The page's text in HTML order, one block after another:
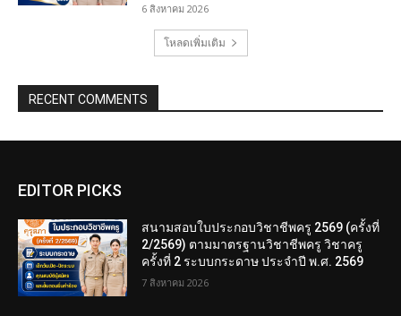
6 สิงหาคม 2026
โหลดเพิ่มเติม
RECENT COMMENTS
EDITOR PICKS
สนามสอบใบประกอบวิชาชีพครู 2569 (ครั้งที่
2/2569) ตามมาตรฐานวิชาชีพครู วิชาครู
ครั้งที่ 2 ระบบกระดาษ ประจำปี พ.ศ. 2569
7 สิงหาคม 2026